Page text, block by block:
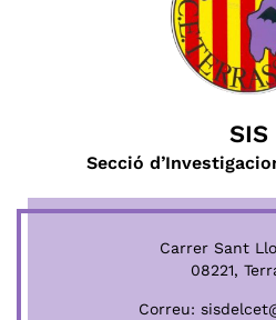
SIS
Secció
Carrer Sant
08221,
Correu: